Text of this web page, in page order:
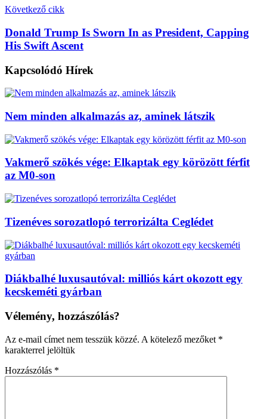
Következő cikk
Donald Trump Is Sworn In as President, Capping
His Swift Ascent
Kapcsolódó Hírek
Nem minden alkalmazás az, aminek látszik
Vakmerő szökés vége: Elkaptak egy körözött férfit
az M0-son
Tizenéves sorozatlopó terrorizálta Ceglédet
Diákbalhé luxusautóval: milliós kárt okozott egy
kecskeméti gyárban
Vélemény, hozzászólás?
Az e-mail címet nem tesszük közzé. A kötelező mezőket *
karakterrel jelöltük
Hozzászólás *